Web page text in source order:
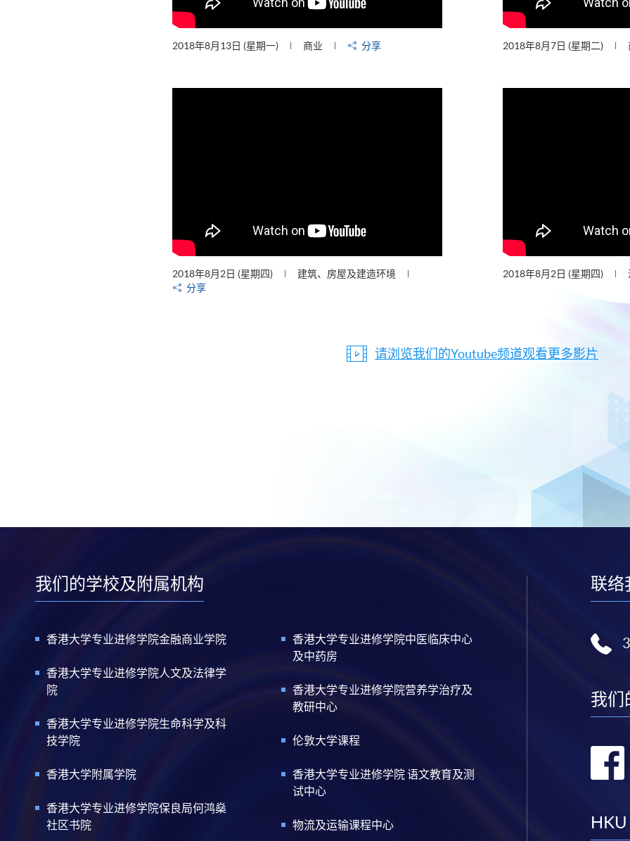
2018年8月13日 (星期一) 商业 分享 2018年8月7日 (星期二)
2018年8月2日 (星期四)
建筑、房屋及建造环境
分享
2018年8月2日 (星期四)
请浏览我们的Youtube频道观看更多影片
我们的学校及附属机构
香港大学专业进修学院金融商业学院
香港大学专业进修学院人文及法律学
院
香港大学专业进修学院生命科学及科
技学院
香港大学附属学院
香港大学专业进修学院保良局何鸿燊
社区书院
香港大学专业进修学院中医临床中心
及中药房
香港大学专业进修学院营养学治疗及
教研中心
伦敦大学课程
香港大学专业进修学院 语文教育及测
试中心
物流及运输课程中心
联络
我们
HKU